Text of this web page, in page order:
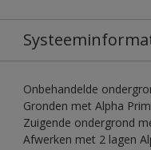
Onbehandelde
Gronden met Alpha
Zuigende ondergrond
Afwerken met 2 lagen